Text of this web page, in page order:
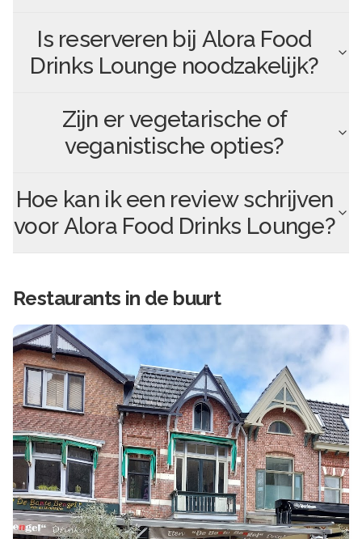
Is reserveren bij Alora Food
Drinks Lounge noodzakelijk?
Zijn er vegetarische of
veganistische opties?
Hoe kan ik een review schrijven
voorAlora Food Drinks Lounge?
Restaurants in de buurt